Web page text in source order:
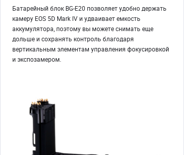
Батарейный блок BG-E20 позволяет удобно держать
камеру EOS 5D Mark IV и удваивает емкость
аккумулятора, поэтому вы можете снимать еще
дольше и сохранять контроль благодаря
вертикальным элементам управления фокусировкой
и экспозамером.